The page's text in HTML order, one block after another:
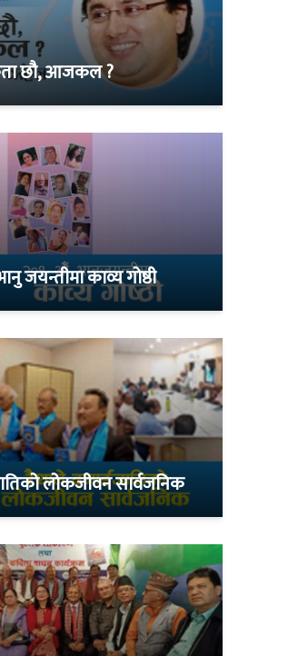
छौ, आजकल ?
जयन्तीमा काव्य गोष्ठी
लोकजीवन सार्वजनिक